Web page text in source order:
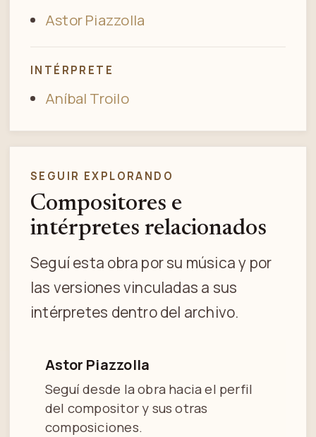
Astor Piazzolla
INTÉRPRETE
Aníbal Troilo
SEGUIR EXPLORANDO
Compositores e
intérpretes relacionados
Seguí esta obra por su música y por
las versiones vinculadas a sus
intérpretes dentro del archivo.
Astor Piazzolla
Seguí desde la obra hacia el perfil
del compositor y sus otras
composiciones.